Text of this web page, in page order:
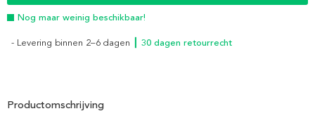
Nog maar weinig beschikbaar!
- Levering binnen 2–6 dagen ┃ 30 dagen retourrecht
Productomschrijving